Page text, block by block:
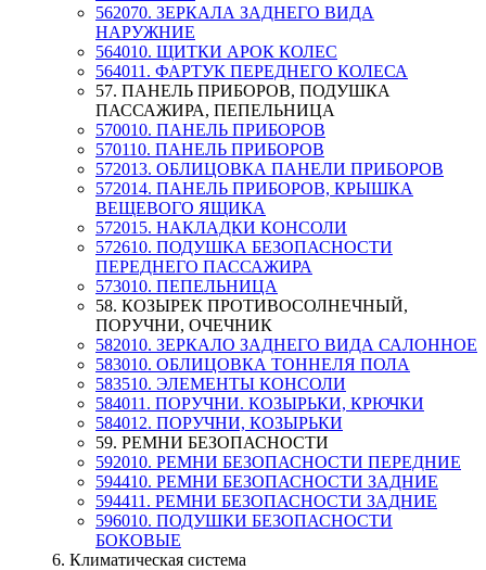
562070. ЗЕРКАЛА ЗАДНЕГО ВИДА
НАРУЖНИЕ
564010. ЩИТКИ АРОК КОЛЕС
564011. ФАРТУК ПЕРЕДНЕГО КОЛЕСА
57. ПАНЕЛЬ ПРИБОРОВ, ПОДУШКА
ПАССАЖИРА, ПЕПЕЛЬНИЦА
570010. ПАНЕЛЬ ПРИБОРОВ
570110. ПАНЕЛЬ ПРИБОРОВ
572013. ОБЛИЦОВКА ПАНЕЛИ ПРИБОРОВ
572014. ПАНЕЛЬ ПРИБОРОВ, КРЫШКА
ВЕЩЕВОГО ЯЩИКА
572015. НАКЛАДКИ КОНСОЛИ
572610. ПОДУШКА БЕЗОПАСНОСТИ
ПЕРЕДНЕГО ПАССАЖИРА
573010. ПЕПЕЛЬНИЦА
58. КОЗЫРЕК ПРОТИВОСОЛНЕЧНЫЙ,
ПОРУЧНИ, ОЧЕЧНИК
582010. ЗЕРКАЛО ЗАДНЕГО ВИДА САЛОННОЕ
583010. ОБЛИЦОВКА ТОННЕЛЯ ПОЛА
583510. ЭЛЕМЕНТЫ КОНСОЛИ
584011. ПОРУЧНИ. КОЗЫРЬКИ, КРЮЧКИ
584012. ПОРУЧНИ, КОЗЫРЬКИ
59. РЕМНИ БЕЗОПАСНОСТИ
592010. РЕМНИ БЕЗОПАСНОСТИ ПЕРЕДНИЕ
594410. РЕМНИ БЕЗОПАСНОСТИ ЗАДНИЕ
594411. РЕМНИ БЕЗОПАСНОСТИ ЗАДНИЕ
596010. ПОДУШКИ БЕЗОПАСНОСТИ
БОКОВЫЕ
6. Климатическая система